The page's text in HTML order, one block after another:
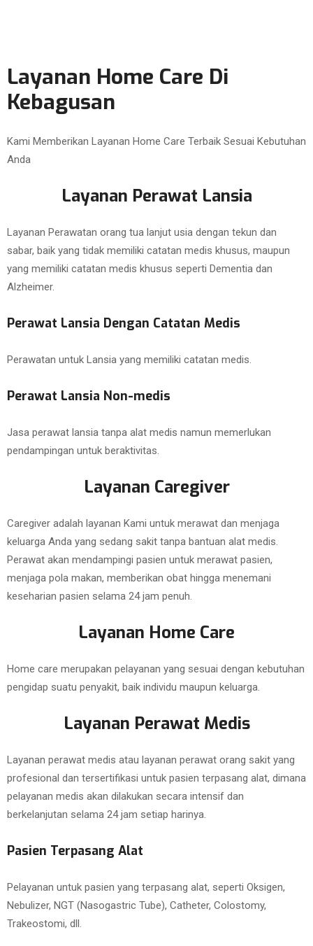
Layanan Home Care Di
Kebagusan
Kami Memberikan Layanan Home Care Terbaik Sesuai Kebutuhan
Anda
Layanan Perawat Lansia
Layanan Perawatan orang tua lanjut usia dengan tekun dan
sabar, baik yang tidak memiliki catatan medis khusus, maupun
yang memiliki catatan medis khusus seperti Dementia dan
Alzheimer.
Perawat Lansia Dengan Catatan Medis
Perawatan untuk Lansia yang memiliki catatan medis.
Perawat Lansia Non-medis
Jasa perawat lansia tanpa alat medis namun memerlukan
pendampingan untuk beraktivitas.
Layanan Caregiver
Caregiver adalah layanan Kami untuk merawat dan menjaga
keluarga Anda yang sedang sakit tanpa bantuan alat medis.
Perawat akan mendampingi pasien untuk merawat pasien,
menjaga pola makan, memberikan obat hingga menemani
keseharian pasien selama 24 jam penuh.
Layanan Home Care
Home care merupakan pelayanan yang sesuai dengan kebutuhan
pengidap suatu penyakit, baik individu maupun keluarga.
Layanan Perawat Medis
Layanan perawat medis atau layanan perawat orang sakit yang
profesional dan tersertifikasi untuk pasien terpasang alat, dimana
pelayanan medis akan dilakukan secara intensif dan
berkelanjutan selama 24 jam setiap harinya.
Pasien Terpasang Alat
Pelayanan untuk pasien yang terpasang alat, seperti Oksigen,
Nebulizer, NGT (Nasogastric Tube), Catheter, Colostomy,
Trakeostomi, dll.